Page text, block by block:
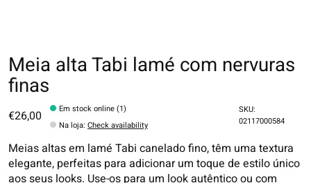
Meia alta Tabi lamé com nervuras
finas
€26,00
Em stock online (1)
Na loja:Check availability
SKU:
02117000584
Meias altas em lamé Tabi canelado fino, têm uma textura
elegante, perfeitas para adicionar um toque de estilo único
aos seus looks. Use-os para um look autêntico ou com